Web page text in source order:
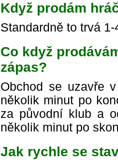
Když prodám
Standardně to trvá
Co když
zápas?
Obchod se uzavře
několik minut po
za původní klub a
několik minut po
Jak rychle se